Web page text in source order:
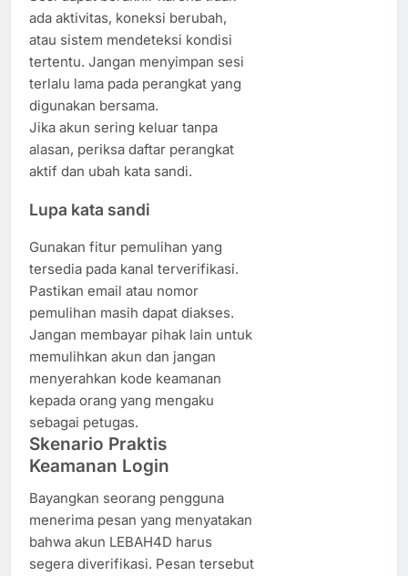
ada aktivitas, koneksi berubah,
atau sistem mendeteksi kondisi
tertentu. Jangan menyimpan sesi
terlalu lama pada perangkat yang
digunakan bersama.
Jika akun sering keluar tanpa
alasan, periksa daftar perangkat
aktif dan ubah kata sandi.
Lupa kata sandi
Gunakan fitur pemulihan yang
tersedia pada kanal terverifikasi.
Pastikan email atau nomor
pemulihan masih dapat diakses.
Jangan membayar pihak lain untuk
memulihkan akun dan jangan
menyerahkan kode keamanan
kepada orang yang mengaku
sebagai petugas.
Skenario Praktis
Keamanan Login
Bayangkan seorang pengguna
menerima pesan yang menyatakan
bahwa akun LEBAH4D harus
segera diverifikasi. Pesan tersebut